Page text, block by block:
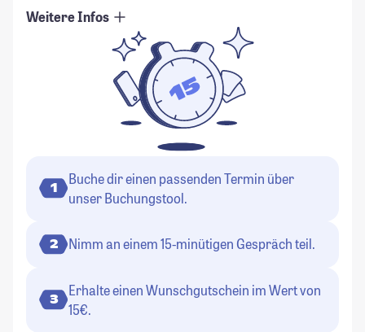
Weitere Infos
1
Buche dir einen passenden Termin über
unser Buchungstool.
2 Nimm an einem 15-minütigen Gespräch teil.
3
Erhalte einen Wunschgutschein im Wert von
15€.